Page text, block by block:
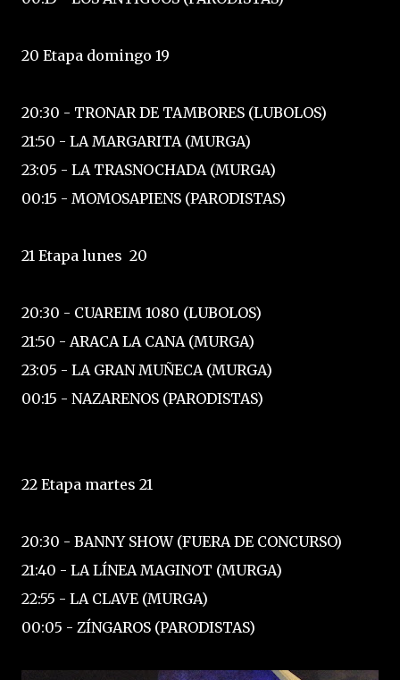
20 Etapa domingo 19
20:30 - TRONAR DE TAMBORES (LUBOLOS)
21:50 - LA MARGARITA (MURGA)
23:05 - LA TRASNOCHADA (MURGA)
00:15 - MOMOSAPIENS (PARODISTAS)
21 Etapa lunes 20
20:30 - CUAREIM 1080 (LUBOLOS)
21:50 - ARACA LA CANA (MURGA)
23:05 - LA GRAN MUÑECA (MURGA)
00:15 - NAZARENOS (PARODISTAS)
22 Etapa martes 21
20:30 - BANNY SHOW (FUERA DE CONCURSO)
21:40 - LA LÍNEA MAGINOT (MURGA)
22:55 - LA CLAVE (MURGA)
00:05 - ZÍNGAROS (PARODISTAS)